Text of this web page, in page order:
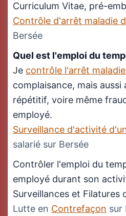
Curriculum Vitae, pré-
Contrôle d'arrêt maladie
Bersée
Quel est l'emploi du
Je contrôle l'arrêt
complaisance, mais aussi
répétitif, voire même
employé.
Surveillance d'activité
salarié sur Bersée
Contrôler l'emploi du
employé durant son
Surveillances et Filatures
Lutte en Contrefaçon sur